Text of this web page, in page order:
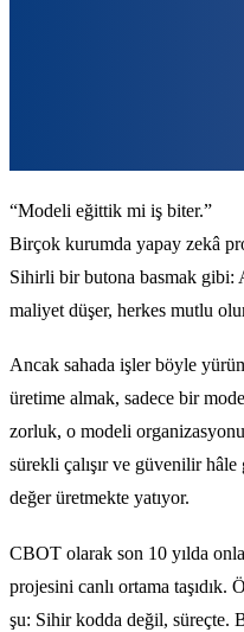
“Modeli eğittik mi iş biter.”
Birçok kurumda yapay zekâ
Sihirli bir butona basmak gibi:
maliyet düşer, herkes mutlu
Ancak sahada işler böyle
üretime almak, sadece bir
zorluk, o modeli
sürekli çalışır ve güvenilir
değer üretmekte yatıyor.
CBOT olarak son 10 yılda
projesini canlı ortama
şu: Sihir kodda değil, süreçte.